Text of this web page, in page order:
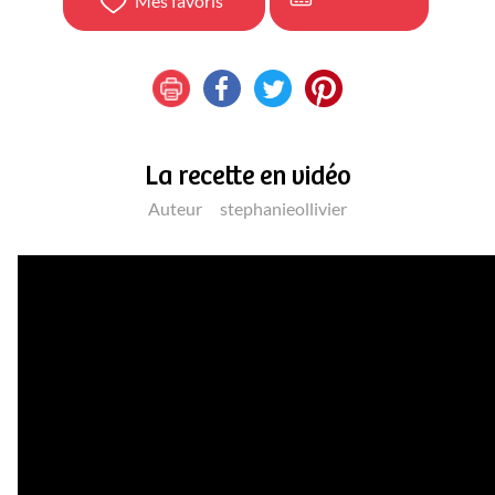
La recette en vidéo
Auteur stephanieollivier